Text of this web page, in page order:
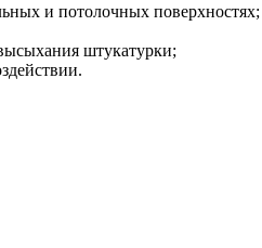
и потолочных поверхностях;
штукатурки;